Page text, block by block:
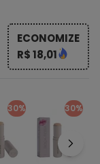
ECONOMIZE
R$ 18,01
30% 30%